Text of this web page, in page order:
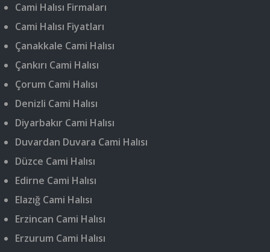
Cami Halısı Firmaları
Cami Halısı Fiyatları
Çanakkale Cami Halısı
Çankırı Cami Halısı
Çorum Cami Halısı
Denizli Cami Halısı
Diyarbakır Cami Halısı
Duvardan Duvara Cami Halısı
Düzce Cami Halısı
Edirne Cami Halısı
Elazığ Cami Halısı
Erzincan Cami Halısı
Erzurum Cami Halısı